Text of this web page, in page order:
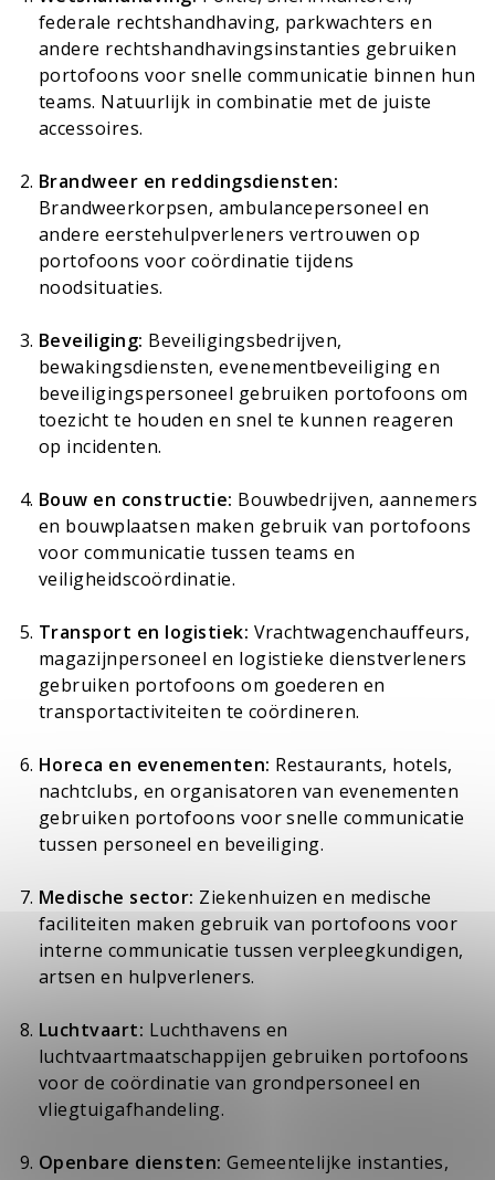
federale rechtshandhaving, parkwachters en
andere rechtshandhavingsinstanties gebruiken
portofoons voor snelle communicatie binnen hun
teams. Natuurlijk in combinatie metde juiste
accessoires.
Brandweer en reddingsdiensten:
Brandweerkorpsen, ambulancepersoneel en
andere eerstehulpverleners vertrouwen op
portofoons voor coördinatie tijdens
noodsituaties.
Beveiliging: Beveiligingsbedrijven,
bewakingsdiensten, evenementbeveiliging en
beveiligingspersoneel gebruiken portofoons om
toezicht te houden en snel te kunnen reageren
op incidenten.
Bouw en constructie: Bouwbedrijven, aannemers
en bouwplaatsen maken gebruik van portofoons
voor communicatie tussen teams en
veiligheidscoördinatie.
Transport en logistiek: Vrachtwagenchauffeurs,
magazijnpersoneel en logistieke dienstverleners
gebruiken portofoons om goederen en
transportactiviteiten te coördineren.
Horeca en evenementen: Restaurants, hotels,
nachtclubs, en organisatoren van evenementen
gebruiken portofoons voor snelle communicatie
tussen personeel en beveiliging.
Medische sector: Ziekenhuizen en medische
faciliteiten maken gebruik van portofoons voor
interne communicatie tussen verpleegkundigen,
artsen en hulpverleners.
Luchtvaart: Luchthavens en
luchtvaartmaatschappijen gebruiken portofoons
voor de coördinatie van grondpersoneel en
vliegtuigafhandeling.
Openbare diensten: Gemeentelijke instanties,